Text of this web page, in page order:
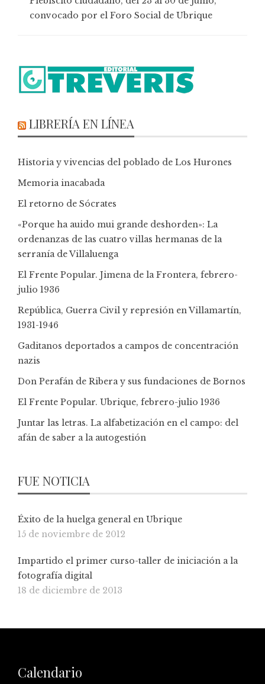
convocado por el Foro Social de Ubrique
LIBRERÍA EN LÍNEA
Historia y vivencias del poblado de Los Hurones
Memoria inacabada
El retorno de Sócrates
«Porque ha auido mui grande deshorden»: La
ordenanzas de las cuatro villas hermanas de la
serranía de Villaluenga
El Frente Popular. Jimena de la Frontera, febrero-
julio 1936
República, Guerra Civil y represión en Villamartín,
1931-1946
Gaditanos deportados a campos de concentración
nazis
Don Perafán de Ribera y sus fundaciones de Bornos
El Frente Popular. Ubrique, febrero-julio 1936
Juntar las letras. La alfabetización en el campo: del
afán de saber a la autogestión
FUE NOTICIA
Éxito de la huelga general en Ubrique
15 de noviembre de 2012
Impartido el primer curso-taller de iniciación a la
fotografía digital
18 de diciembre de 2013
Calendario